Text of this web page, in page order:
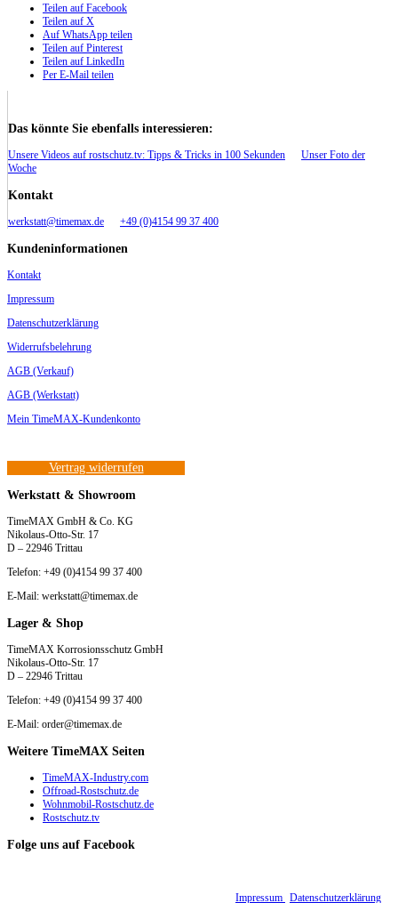
Teilen auf Facebook
Teilen auf X
Auf WhatsApp teilen
Teilen auf Pinterest
Teilen auf LinkedIn
Per E-Mail teilen
Das könnte Sie ebenfalls interessieren:
Unsere Videos auf rostschutz.tv: Tipps & Tricks in 100 Sekunden
Unser Foto der
Woche
Kontakt
werkstatt@timemax.de +49 (0)4154 99 37 400
Kundeninformationen
Kontakt
Impressum
Datenschutzerklärung
Widerrufsbelehrung
AGB (Verkauf)
AGB (Werkstatt)
Mein TimeMAX-Kundenkonto
Vertrag widerrufen
Werkstatt & Showroom
TimeMAX GmbH & Co. KG
Nikolaus-Otto-Str. 17
D – 22946 Trittau
Telefon: +49 (0)4154 99 37 400
E-Mail: werkstatt@timemax.de
Lager & Shop
TimeMAX Korrosionsschutz GmbH
Nikolaus-Otto-Str. 17
D – 22946 Trittau
Telefon: +49 (0)4154 99 37 400
E-Mail: order@timemax.de
Weitere TimeMAX Seiten
TimeMAX-Industry.com
Offroad-Rostschutz.de
Wohnmobil-Rostschutz.de
Rostschutz.tv
Folge uns auf Facebook
Impressum Datenschutzerklärung